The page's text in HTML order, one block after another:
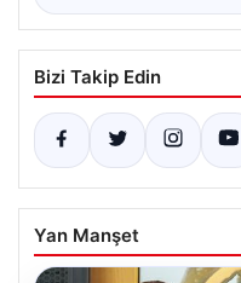
Bizi Takip Edin
Yan Manşet